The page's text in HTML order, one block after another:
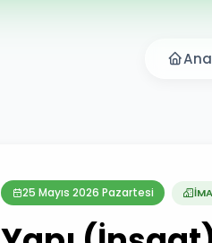
25 Mayıs 2026 Pazartesi